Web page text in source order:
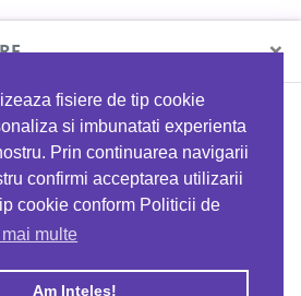
fisiere de tip cookie
si imbunatati experienta
Prin continuarea navigarii
confirmi acceptarea utilizarii
cookie conform Politicii de
multe
Am Inteles!
×
orice comandă folosind codul
EATTRACK
Profită acum